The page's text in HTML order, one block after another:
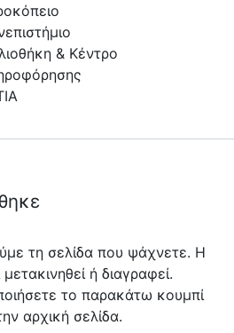
& Κέντρο
τη σελίδα που ψάχνετε. Η
ή διαγραφεί.
το παρακάτω κουμπί
αρχική σελίδα.